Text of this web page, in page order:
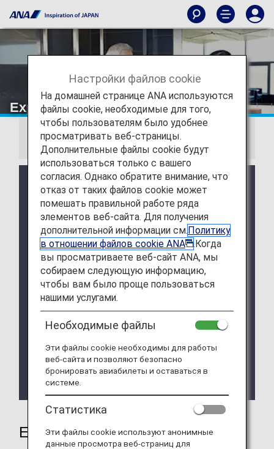
Experience ANA Hospitality
Information
Due to a system issue, when booking ANA
Domestic Flight Awards on the ANA website, your
registered Premium Member Service information is
not be shared for flights operated by airlines other
than ANA. Please present your status card or digital
card when redeeming Premium Member Service
benefits. We apologize for the inconvenience.
We will be updating the ANA Super Flyers Card
service starting in April 2028.
For more details, please review the
the ANA Super Flyers Card System.
and Super Flyers primary members will end as of
FY2026. For details, please see the information
regarding theTermination of the Upgrade Points
service.
Experience ANA Hospitality
Настройки файлов cookie
На домашней странице ANA используются
файлы cookie, необходимые для того,
чтобы пользователям было удобнее
просматривать веб-страницы.
Дополнительные файлы cookie будут
использоваться только с вашего
согласия. Однако обратите внимание, что
отказ от таких файлов cookie может
помешать правильной работе ряда
элементов веб-сайта. Для получения
дополнительной информации см.Политику
в отношении файлов cookie ANA
.Когда
вы просматриваете веб-сайт ANA, мы
собираем следующую информацию,
чтобы вам было проще пользоваться
нашими услугами.
Необходимые файлы
Эти файлы cookie необходимы для работы
веб-сайта и позволяют безопасно
бронировать авиабилеты и оставаться в
системе.
Статистика
Эти файлы cookie используют анонимные
данные просмотра веб-страниц для